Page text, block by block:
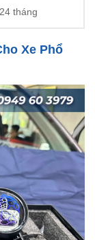
24 tháng
Xe Phổ